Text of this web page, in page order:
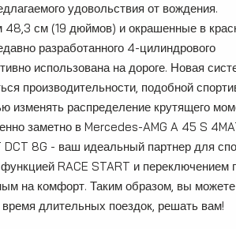
удовольствия от вождения.
см (19 дюймов) и окрашенные в
разработанного 4-цилиндрового
использована на дороге. Новая
производительности, подобной
распределение крутящего
заметно в Mercedes-AMG A 45 S
8G - ваш идеальный партнер для
RACE START и переключением
на комфорт. Таким образом, вы можете
длительных поездок, решать вам!